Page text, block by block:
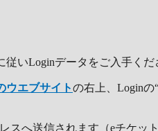
従いLoginデータをご入手くだ
ウエブサイトの右上、Loginの
スへ送信されます（eチケッ